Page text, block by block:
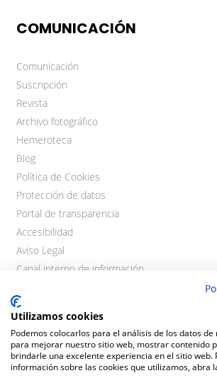
COMUNICACIÓN
Comunicación
Suscripción
Revista
Archivo fotográfico
Hemeroteca
Blog
Política de Cookies
Protección de datos
Portal de transparencia
Accesibilidad
Aviso Legal
Canal interno de información
Utilizamos cookies
Podemos colocarlos para el análisis de los datos
para mejorar nuestro sitio web, mostrar contenido
brindarle una excelente experiencia en el sitio web.
información sobre las cookies que utilizamos, abra